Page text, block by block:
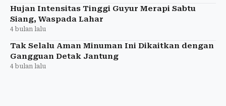
Hujan Intensitas Tinggi Guyur Merapi Sabtu
Siang, Waspada Lahar
4 bulan lalu
Tak Selalu Aman Minuman Ini Dikaitkan dengan
Gangguan Detak Jantung
4 bulan lalu